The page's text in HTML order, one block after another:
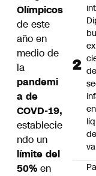
Olímpicos
de este
año en
medio de
la
pandemi
a de
COVD-19,
establecie
ndo un
límite del
50% en
de
en
de